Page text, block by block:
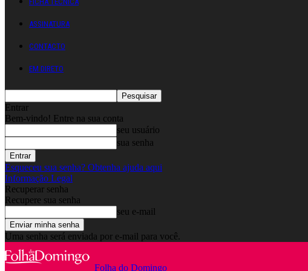
ASSINATURA
CONTACTO
EM DIRETO
Entrar
Bem-vindo! Entre na sua conta
seu usuário
sua senha
Esqueceu sua senha? Obtenha ajuda aqui
Informação Legal
Recuperar senha
Recupere sua senha
seu e-mail
Uma senha será enviada por e-mail para você.
Folha do Domingo